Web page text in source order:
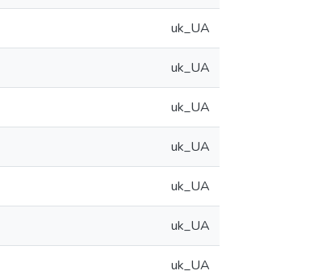
uk_UA
uk_UA
uk_UA
uk_UA
uk_UA
uk_UA
uk_UA